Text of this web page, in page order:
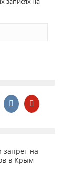
запрет на
в Крым